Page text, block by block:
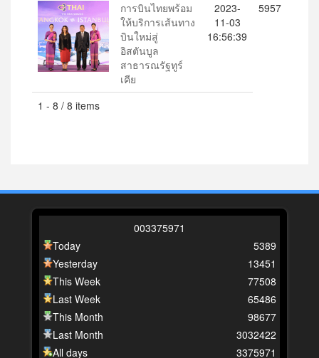
การบินไทยพร้อม
ให้บริการเส้นทาง
บินใหม่สู่
อิสตันบูล
สาธารณรัฐทูร์
เคีย
2023-
11-03
16:56:39
5957
1 - 8 / 8 items
003375971
Today
Yesterday
This Week
Last Week
This Month
Last Month
All days
5389
13451
77508
65486
98677
3032422
3375971